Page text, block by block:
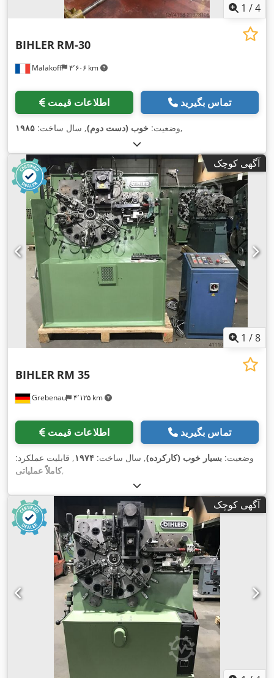
1 /4
Malakoff ۴٬۶۰۶ km
BIHLER RM-30
اطلاعات قیمت تماس بگیرید
وضعیت: خوب (دست دوم), سال ساخت: ۱۹۸۵ ,
آگهی کوچک
1 /8
Grebenau ۴٬۱۲۵ km
BIHLER RM 35
اطلاعات قیمت تماس بگیرید
وضعیت: بسیار خوب (کارکرده), سال ساخت: ۱۹۷۴, قابلیت عملکرد:
کاملاً عملیاتی,
آگهی کوچک